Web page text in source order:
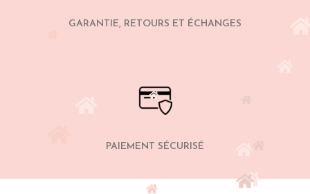
GARANTIE, RETOURS ET ÉCHANGES
PAIEMENT SÉCURISÉ